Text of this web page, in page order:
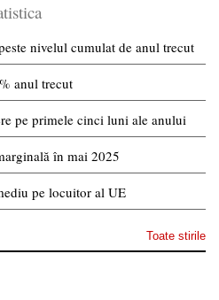
nivelul cumulat de anul trecut
anul trecut
pe primele cinci luni ale anului
în mai 2025
pe locuitor al UE
Toate stirile